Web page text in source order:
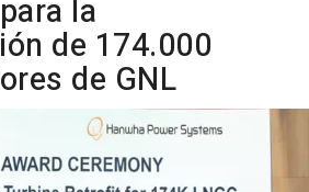
la
de 174.000
de GNL